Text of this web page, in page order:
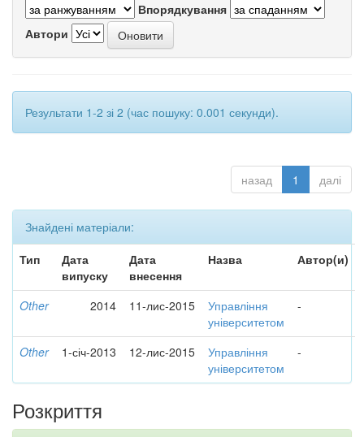
Впорядкування
Автори
Результати 1-2 зі 2 (час пошуку: 0.001 секунди).
назад 1 далі
Знайдені матеріали:
Тип
Дата
випуску
Дата
внесення
Назва Автор(и)
Other 2014 11-лис-2015
Управління
університетом
-
Other 1-січ-2013 12-лис-2015
Управління
університетом
-
Розкриття